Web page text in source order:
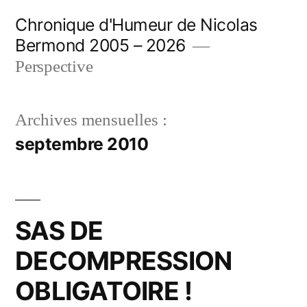
contenu
Chronique d'Humeur de Nicolas
Bermond 2005 – 2026
Perspective
Archives mensuelles :
septembre 2010
SAS DE
DECOMPRESSION
OBLIGATOIRE !